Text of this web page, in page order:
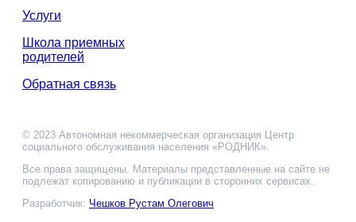
Услуги
Школа приемных
родителей
Обратная связь
© 2023 Автономная некоммерческая организация Центр
социального обслуживания населения «РОДНИК».
Все права защищены. Материалы представленные на сайте не
подлежат копированию и публикации в сторонних сервисах.
Разработчик: Чешков Рустам Олегович